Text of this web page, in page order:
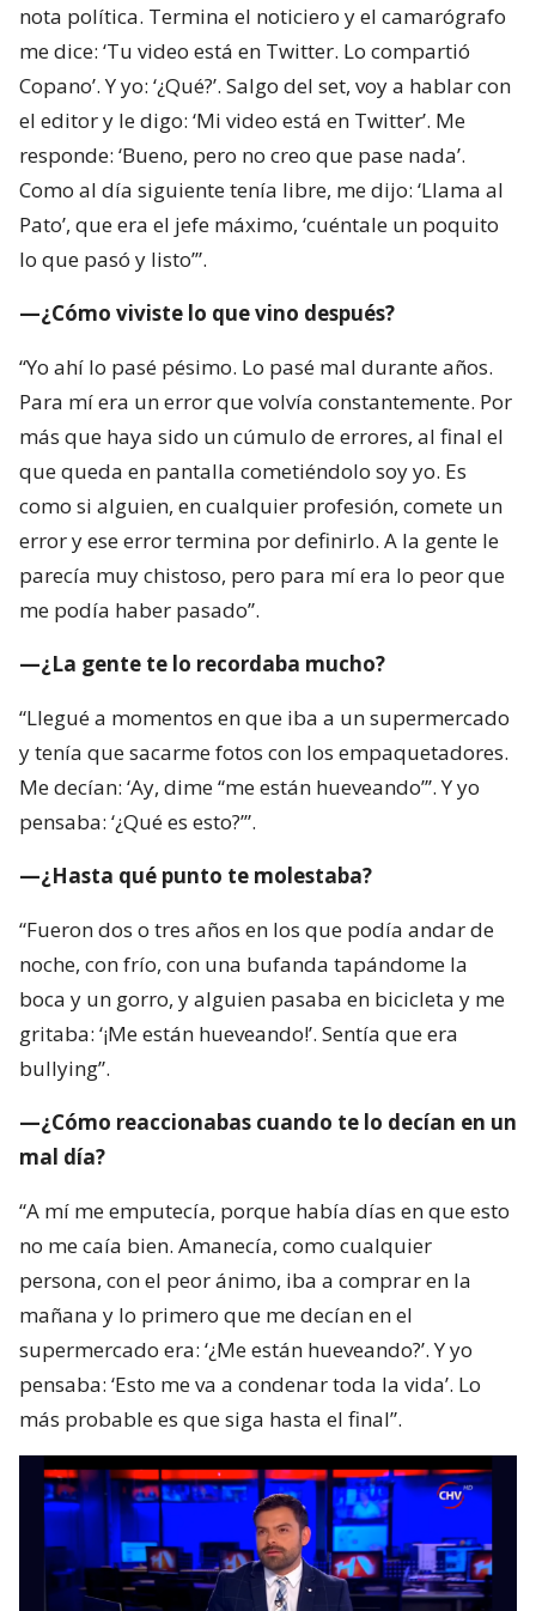
nota política. Termina el noticiero y el camarógrafo
me dice: ‘Tu video está en Twitter. Lo compartió
Copano’. Y yo: ‘¿Qué?’. Salgo del set, voy a hablar con
el editor y le digo: ‘Mi video está en Twitter’. Me
responde: ‘Bueno, pero no creo que pase nada’.
Como al día siguiente tenía libre, me dijo: ‘Llama al
Pato’, que era el jefe máximo, ‘cuéntale un poquito
lo que pasó y listo’”.
—¿Cómo viviste lo que vino después?
“Yo ahí lo pasé pésimo. Lo pasé mal durante años.
Para mí era un error que volvía constantemente. Por
más que haya sido un cúmulo de errores, al final el
que queda en pantalla cometiéndolo soy yo. Es
como si alguien, en cualquier profesión, comete un
error y ese error termina por definirlo. A la gente le
parecía muy chistoso, pero para mí era lo peor que
me podía haber pasado”.
—¿La gente te lo recordaba mucho?
“Llegué a momentos en que iba a un supermercado
y tenía que sacarme fotos con los empaquetadores.
Me decían: ‘Ay, dime “me están hueveando”’. Y yo
pensaba: ‘¿Qué es esto?’”.
—¿Hasta qué punto te molestaba?
“Fueron dos o tres años en los que podía andar de
noche, con frío, con una bufanda tapándome la
boca y un gorro, y alguien pasaba en bicicleta y me
gritaba: ‘¡Me están hueveando!’. Sentía que era
bullying”.
—¿Cómo reaccionabas cuando te lo decían en un
mal día?
“A mí me emputecía, porque había días en que esto
no me caía bien. Amanecía, como cualquier
persona, con el peor ánimo, iba a comprar en la
mañana y lo primero que me decían en el
supermercado era: ‘¿Me están hueveando?’. Y yo
pensaba: ‘Esto me va a condenar toda la vida’. Lo
más probable es que siga hasta el final”.